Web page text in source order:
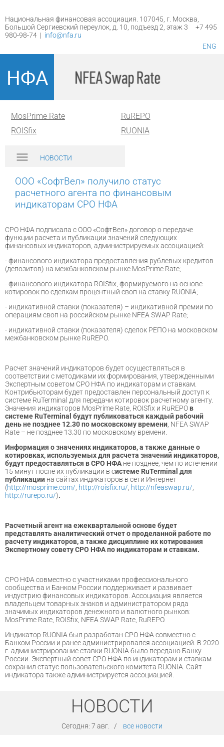
Национальная финансовая ассоциация. 107045, г. Москва,
Большой Сергиевский переулок, д. 10, подъезд 2, этаж 3 +7 495
980-98-74 | info@nfa.ru
НФА
ENG
MosPrime Rate
ROISfix
RuREPO
RUONIA
НОВОСТИ
ООО «СофтВел» получило статус
расчетного агента по финансовым
индикаторам СРО НФА
СРО НФА подписала с ООО «СофтВел» договор о передаче
функции расчета и публикации значений следующих
финансовых индикаторов, администрируемых ассоциацией:
- финансового индикатора предоставления рублевых кредитов
(депозитов) на межбанковском рынке MosPrime Rate;
- финансового индикатора ROISfix, формируемого на основе
котировок по сделкам процентный своп на ставку RUONIA;
- индикативной ставки (показателя) – индикативной премии по
операциям своп на российском рынке NFEA SWAP Rate;
- индикативной ставки (показателя) сделок РЕПО на московском
межбанковском рынке RuREPO.
Расчет значений индикаторов будет осуществляться в
соответствии с методиками их формирования, утвержденными
Экспертным советом СРО НФА по индикаторам и ставкам.
Контрибьюторам будет предоставлен персональный доступ к
системе RuTerminal для передачи котировок расчетному агенту.
Значения индикаторов MosPrime Rate, ROISfix и RuREPO в
системе RuTerminal будут публиковаться каждый рабочий
день не позднее 12.30 по московскому времени , NFEA SWAP
Rate – не позднее 13.30 по московскому времени.
Информация о значениях индикаторов, а также данные о
котировках, используемых для расчета значений индикаторов,
будут предоставляться в СРО НФА не позднее, чем по истечении
15 минут после их публикации в системе RuTerminal для
публикации на сайтах индикаторов в сети Интернет
(http://mosprime.com/ http://roisfix.ru/ http://nfeaswap.ru/
http://rurepo.ru/).
Расчетный агент на ежеквартальной основе будет
представлять аналитический отчет о проделанной работе по
расчету индикаторов, а также дисциплине их котирования
Экспертному совету СРО НФА по индикаторам и ставкам.
СРО НФА совместно с участниками профессионального
сообщества и Банком России поддерживает и развивает
индустрию финансовых индикаторов. Ассоциация является
владельцем товарных знаков и администратором ряда
значимых индикаторов денежного и валютного рынков:
MosPrime Rate, ROISfix, NFEA SWAP Rate, RuREPO.
Индикатор RUONIA был разработан СРО НФА совместно с
Банком России и ранее администрировался ассоциацией. В 2020
г. администрирование ставки RUONIA было передано Банку
России. Экспертный совет СРО НФА по индикаторам и ставкам
сохранил статус пользовательского комитета RUONIA. Сайт
индикатора также администрируется ассоциацией.
НОВОСТИ
Сегодня: 7 авг. / все новости